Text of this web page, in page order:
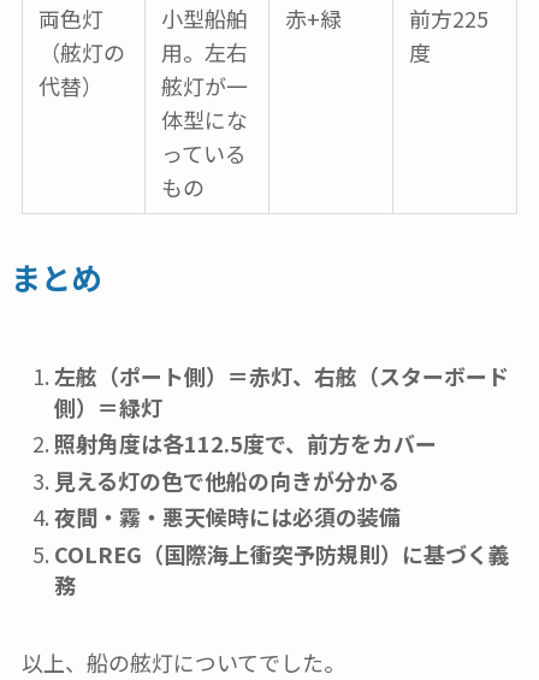
両色灯
（舷灯の
代替）
小型船舶
用。左右
舷灯が一
体型にな
っている
もの
赤+緑
前方225
度
まとめ
左舷（ポート側）＝赤灯、右舷（スターボード
側）＝緑灯
照射角度は各112.5度で、前方をカバー
見える灯の色で他船の向きが分かる
夜間・霧・悪天候時には必須の装備
COLREG（国際海上衝突予防規則）に基づく義
務
以上、船の舷灯についてでした。